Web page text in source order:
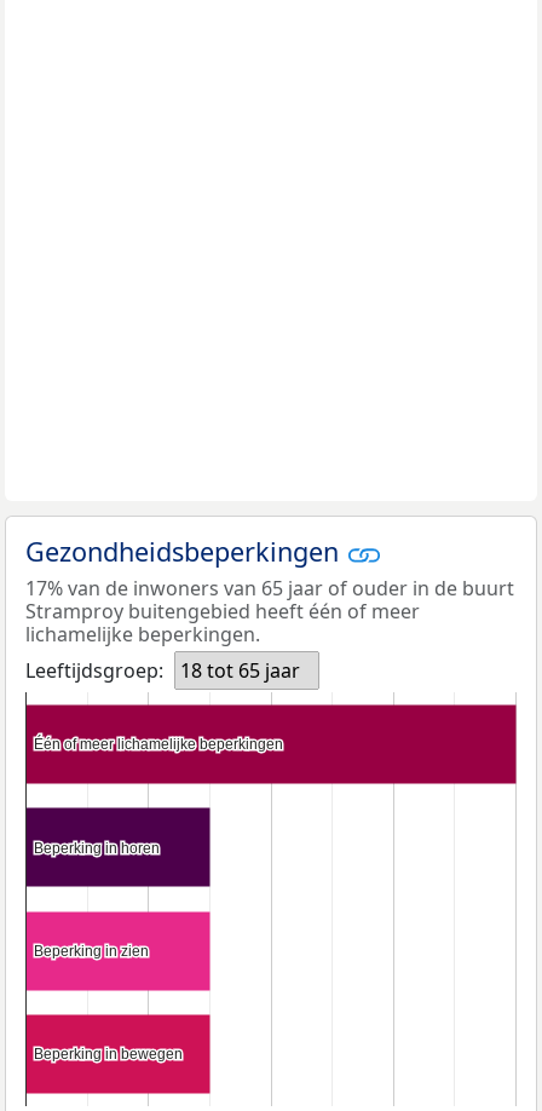
Gezondheidsbeperkingen
17% van de inwoners van 65 jaar of ouder in de buurt
Stramproy buitengebied heeft één of meer
lichamelijke beperkingen.
Leeftijdsgroep:
18 tot 65 jaar
Één of meer lichamelijke beperkingen
Één of meer lichamelijke beperkingen
Beperking in horen
Beperking in horen
Beperking in zien
Beperking in zien
Beperking in bewegen
Beperking in bewegen